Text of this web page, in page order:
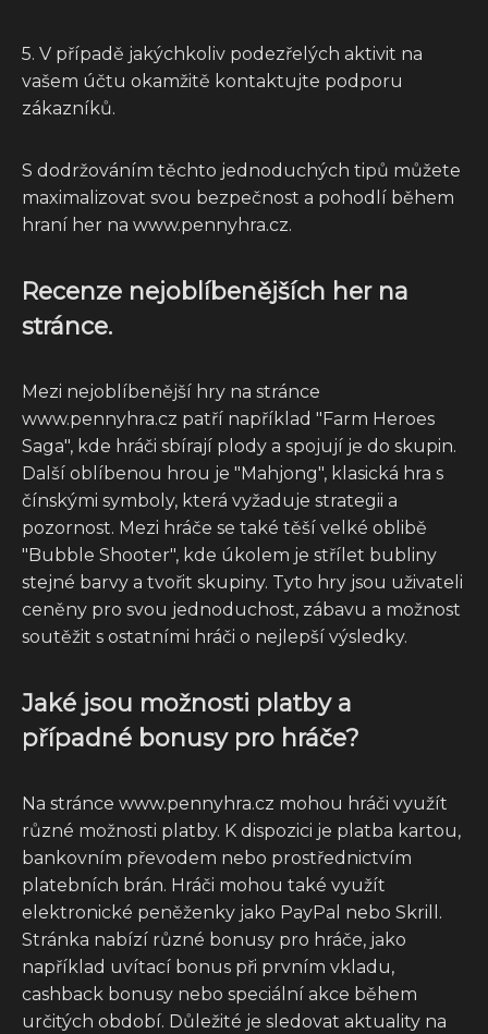
5. V případě jakýchkoliv podezřelých aktivit na
vašem účtu okamžitě kontaktujte podporu
zákazníků.
S dodržováním těchto jednoduchých tipů můžete
maximalizovat svou bezpečnost a pohodlí během
hraní her na www.pennyhra.cz.
Recenze nejoblíbenějších her na
stránce.
Mezi nejoblíbenější hry na stránce
www.pennyhra.cz patří například "Farm Heroes
Saga", kde hráči sbírají plody a spojují je do skupin.
Další oblíbenou hrou je "Mahjong", klasická hra s
čínskými symboly, která vyžaduje strategii a
pozornost. Mezi hráče se také těší velké oblibě
"Bubble Shooter", kde úkolem je střílet bubliny
stejné barvy a tvořit skupiny. Tyto hry jsou uživateli
ceněny pro svou jednoduchost, zábavu a možnost
soutěžit s ostatními hráči o nejlepší výsledky.
Jaké jsou možnosti platby a
případné bonusy pro hráče?
Na stránce www.pennyhra.cz mohou hráči využít
různé možnosti platby. K dispozici je platba kartou,
bankovním převodem nebo prostřednictvím
platebních brán. Hráči mohou také využít
elektronické peněženky jako PayPal nebo Skrill.
Stránka nabízí různé bonusy pro hráče, jako
například uvítací bonus při prvním vkladu,
cashback bonusy nebo speciální akce během
určitých období. Důležité je sledovat aktuality na